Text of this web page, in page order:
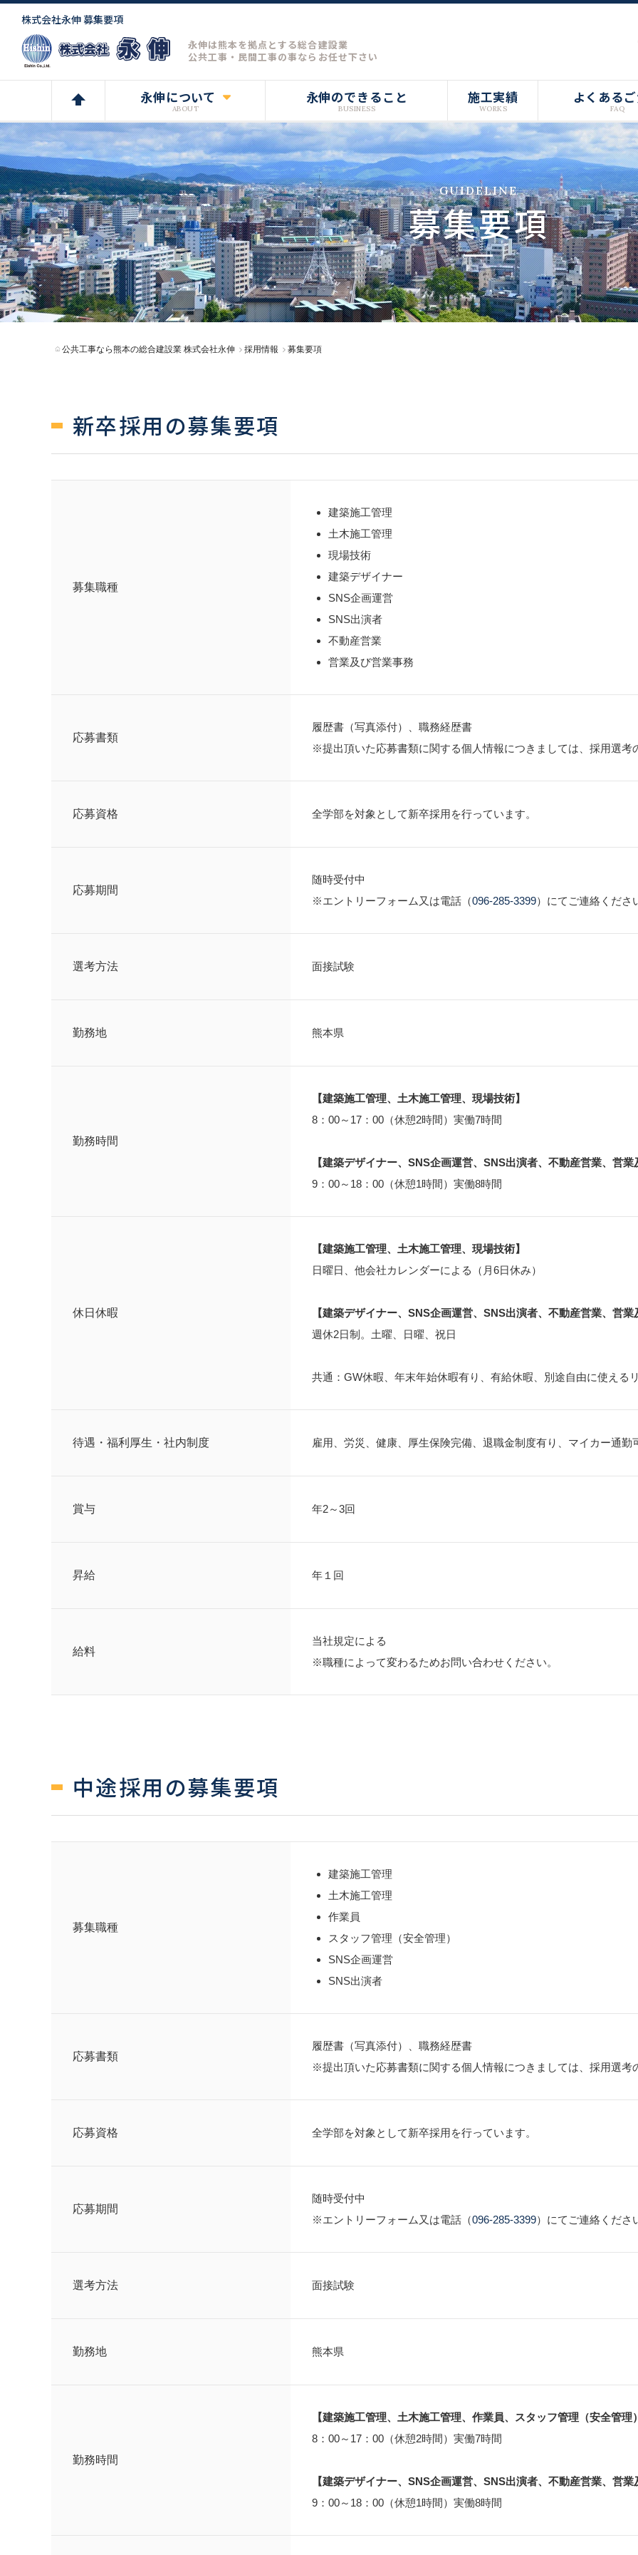
株式会社永伸 募集要項
永伸は熊本を拠点とする総合建設業
公共工事・民間工事の事ならお任せ下さい
永伸について
ABOUT
代表あいさつ
会社案内
スタッフ紹介
永伸のできること
BUSINESS
施工実績
WORKS
よくある
FAQ
GUIDELINE
募集要項
公共工事なら熊本の総合建設業 株式会社永伸 採用情報 募集要項
新卒採用の募集要項
募集職種
建築施工管理
土木施工管理
現場技術
建築デザイナー
SNS企画運営
SNS出演者
不動産営業
営業及び営業事務
応募書類
履歴書（写真添付）、職務経歴書
※提出頂いた応募書類に関する個人情報につきましては、採用選考
応募資格 全学部を対象として新卒採用を行っています。
応募期間
随時受付中
※エントリーフォーム又は電話（096-285-3399）にてご連絡くださ
選考方法 面接試験
勤務地 熊本県
勤務時間
【建築施工管理、土木施工管理、現場技術】
8：00～17：00（休憩2時間）実働7時間
【建築デザイナー、SNS企画運営、SNS出演者、不動産営業、営業
9：00～18：00（休憩1時間）実働8時間
休日休暇
【建築施工管理、土木施工管理、現場技術】
日曜日、他会社カレンダーによる（月6日休み）
【建築デザイナー、SNS企画運営、SNS出演者、不動産営業、営業
週休2日制。土曜、日曜、祝日
共通：GW休暇、年末年始休暇有り、有給休暇、別途自由に使える
待遇・福利厚生・社内制度 雇用、労災、健康、厚生保険完備、退職金制度有り、マイカー通勤
賞与 年2～3回
昇給 年１回
給料
当社規定による
※職種によって変わるためお問い合わせください。
中途採用の募集要項
募集職種
建築施工管理
土木施工管理
作業員
スタッフ管理（安全管理）
SNS企画運営
SNS出演者
応募書類
履歴書（写真添付）、職務経歴書
※提出頂いた応募書類に関する個人情報につきましては、採用選考
応募資格 全学部を対象として新卒採用を行っています。
応募期間
随時受付中
※エントリーフォーム又は電話（096-285-3399）にてご連絡くださ
選考方法 面接試験
勤務地 熊本県
勤務時間
【建築施工管理、土木施工管理、作業員、スタッフ管理（安全管理
8：00～17：00（休憩2時間）実働7時間
【建築デザイナー、SNS企画運営、SNS出演者、不動産営業、営業
9：00～18：00（休憩1時間）実働8時間